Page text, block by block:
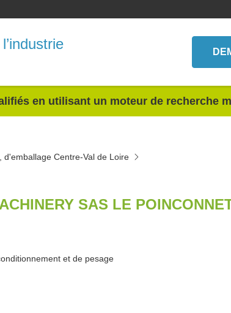
en utilisant un moteur de recherche
d'emballage Centre-Val de Loire
SAS LE
et de pesage